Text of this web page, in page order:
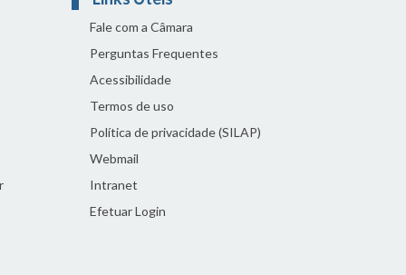
Fale com a Câmara
Perguntas Frequentes
Acessibilidade
Termos de uso
Política de privacidade (SILAP)
Webmail
Intranet
Efetuar Login